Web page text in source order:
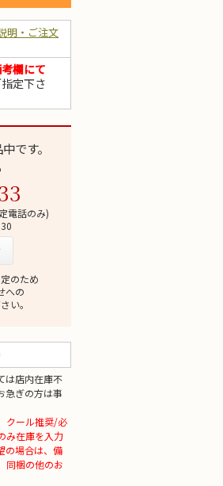
明・ご注文
欄にて
定下さ
です。
電話のみ)
のため
への
い。
は店内在庫不
急ぎの方は事
クール推奨/必
み在庫を入力
の場合は、備
同梱の他のお